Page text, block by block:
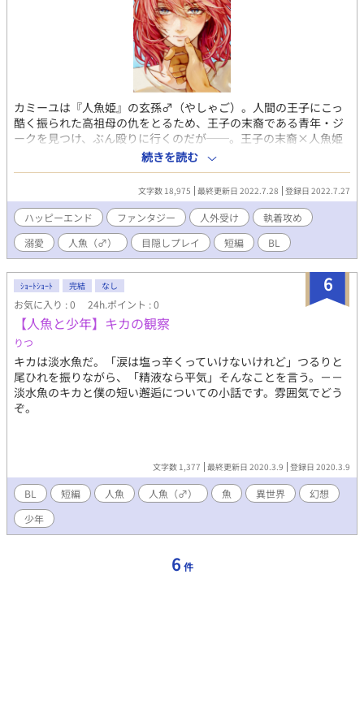
カミーユは『人魚姫』の玄孫♂（やしゃご）。人間の王子にこっ
酷く振られた高祖母の仇をとるため、王子の末裔である青年・ジ
ークを見つけ、ぶん殴りに行くのだが──。王子の末裔×人魚姫
の末裔。ミイラ取りがミイラになる系の話です。一見爽やか苦労
人な執着攻めと、口の悪い末っ子受けが出てきます。他サイト様
にも投稿しています。（アルファポリスさん初投稿です！よろし
くおねがいします！） 表紙：ぺんだぺんこ様
（@pendapenko2）
続きを読む
文字数 18,975 最終更新日 2022.7.28 登録日 2022.7.27
ハッピーエンド ファンタジー 人外受け
執着攻め
溺愛
人魚（♂） 目隠しプレイ 短編 BL
6
ｼｮｰﾄｼｮｰﾄ 完結 なし
お気に入り : 0 24h.ポイント : 0
【人魚と少年】キカの観察
りつ
キカは淡水魚だ。「涙は塩っ辛くっていけないけれど」つるりと
尾ひれを振りながら、「精液なら平気」そんなことを言う。－－
淡水魚のキカと僕の短い邂逅についての小話です。雰囲気でどう
ぞ。
文字数 1,377 最終更新日 2020.3.9 登録日 2020.3.9
BL 短編 人魚 人魚（♂） 魚 異世界
幻想
少年
6 件